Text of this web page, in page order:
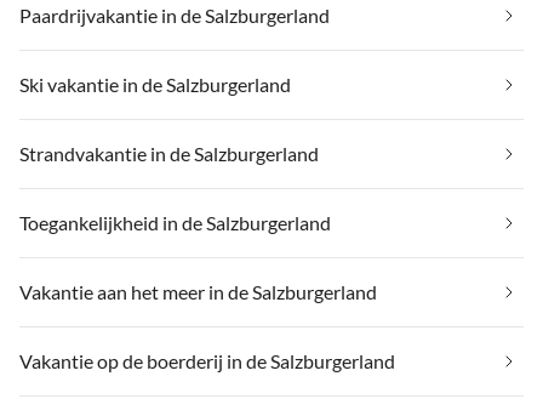
Paardrijvakantie in de Salzburgerland
Ski vakantie in de Salzburgerland
Strandvakantie in de Salzburgerland
Toegankelijkheid in de Salzburgerland
Vakantie aan het meer in de Salzburgerland
Vakantie op de boerderij in de Salzburgerland